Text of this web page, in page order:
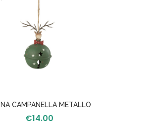
CAMPANELLA METALLO
VERDE/ROSSO
€14.00